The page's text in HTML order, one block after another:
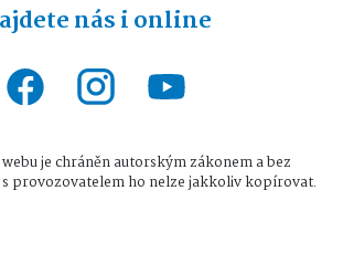
nás i online
je chráněn autorským zákonem a bez
provozovatelem ho nelze jakkoliv kopírovat.